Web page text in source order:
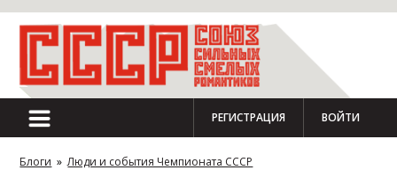
РЕГИСТРАЦИЯ ВОЙТИ
Блоги » Люди и события Чемпионата СССР